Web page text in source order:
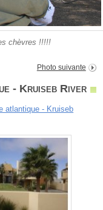
chèvres !!!!!
Photo suivante
- Kruiseb River
atlantique - Kruiseb